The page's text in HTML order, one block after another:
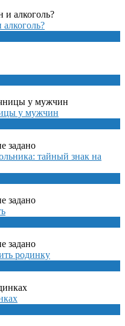
у мужчин
тайный знак на
родинку